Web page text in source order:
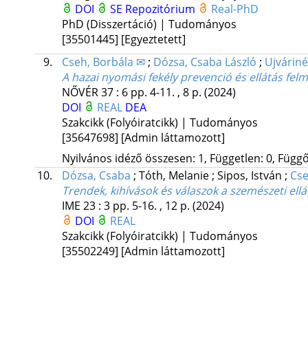
DOI
SE Repozitórium
Real-PhD
PhD (Disszertáció) | Tudományos
[35501445] [Egyeztetett]
9.
Cseh, Borbála ✉; Dózsa, Csaba László ;
A hazai nyomási fekély prevenció és ellátás
NŐVÉR37: 6 pp. 4-11. , 8 p. (2024)
DOI
REAL DEA
Szakcikk (Folyóiratcikk) | Tudományos
[35647698] [Admin láttamozott]
Nyilvános idéző összesen: 1, Független: 0,
10.
Dózsa, Csaba ; Tóth, Melanie; Sipos, István ;
Trendek, kihívások és válaszok a szemészeti
IME 23: 3 pp. 5-16. , 12 p. (2024)
DOI
REAL
Szakcikk (Folyóiratcikk) | Tudományos
[35502249] [Admin láttamozott]